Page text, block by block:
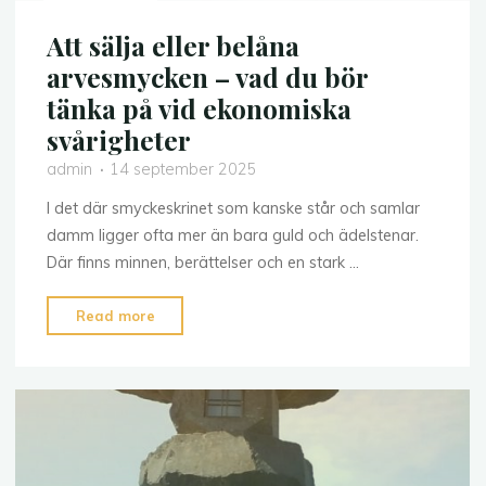
Att sälja eller belåna
arvesmycken – vad du bör
tänka på vid ekonomiska
svårigheter
admin
14 september 2025
I det där smyckeskrinet som kanske står och samlar
damm ligger ofta mer än bara guld och ädelstenar.
Där finns minnen, berättelser och en stark …
Read more
sälja
belåna
arvesmycken
–
vad